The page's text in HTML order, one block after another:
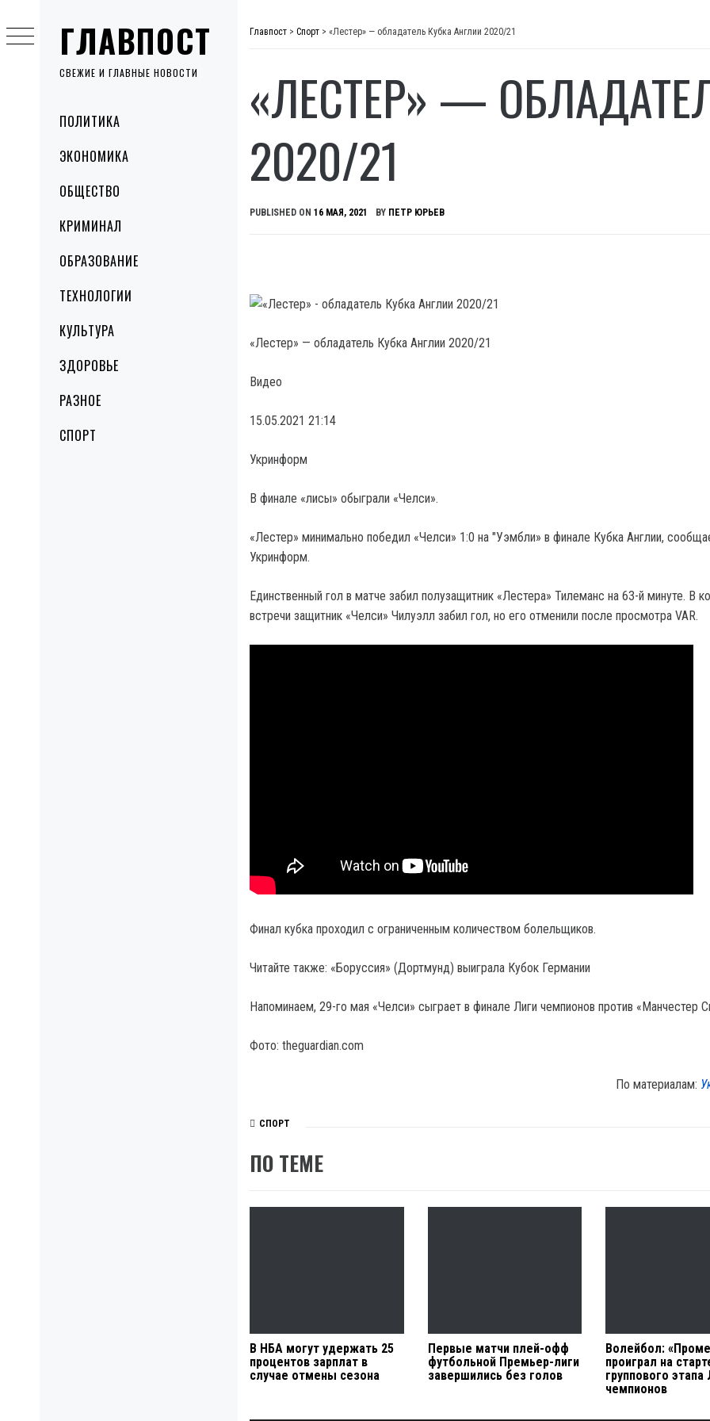
ГЛАВПОСТ
СВЕЖИЕ И ГЛАВНЫЕ НОВОСТИ
MenuПОЛИТИКА
ЭКОНОМИКА
ОБЩЕСТВО
КРИМИНАЛ
ОБРАЗОВАНИЕ
ТЕХНОЛОГИИ
КУЛЬТУРА
ЗДОРОВЬЕ
РАЗНОЕ
СПОРТ
to
content
Главпост > Спорт > «Лестер» — обладатель Кубка Англии 2020/21
«ЛЕСТЕР» —
2020/21
PUBLISHED ON 16 МАЯ, 2021 BY ПЕТР ЮРЬЕВ
«Лестер» — обладатель Кубка Англии 2020/21
Видео
15.05.2021 21:14
Укринформ
В финале «лисы» обыграли «Челси».
«Лестер» минимально победил «Челси» 1:0 на "Уэмбли» в финале Кубка Англии,
Укринформ.
Единственный гол в матче забил полузащитник «Лестера» Тилеманс на 63-й минуте. В
встречи защитник «Челси» Чилуэлл забил гол, но его отменили после просмотра VAR.
Финал кубка проходил с ограниченным количеством болельщиков.
Читайте также: «Боруссия» (Дортмунд) выиграла Кубок Германии
Напоминаем, 29-го мая «Челси» сыграет в финале Лиги чемпионов против «Манчестер
Фото: theguardian.com
По материалам:
СПОРТ
ПО ТЕМЕ
В НБА могут удержать 25
процентов зарплат в
случае отмены сезона
Первые матчи плей-офф
футбольной Премьер-лиги
завершились без голов
Волейбол:
проиграл на
группового этапа
чемпионов